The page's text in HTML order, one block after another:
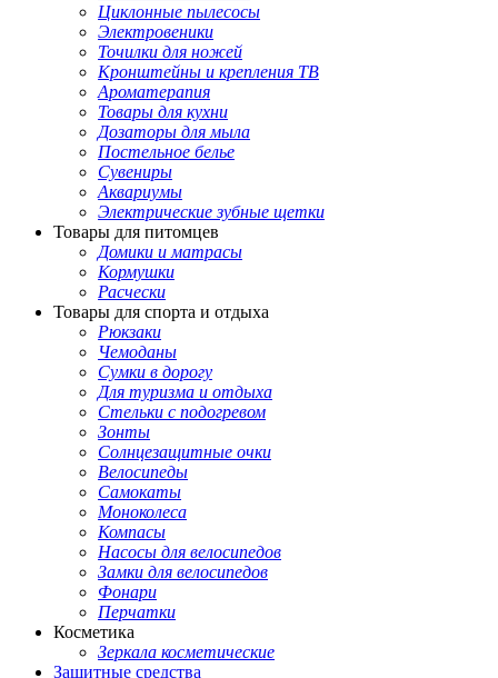
Циклонные пылесосы
Электровеники
Точилки для ножей
Кронштейны и крепления ТВ
Ароматерапия
Товары для кухни
Дозаторы для мыла
Постельное белье
Сувениры
Аквариумы
Электрические зубные щетки
Товары для питомцев
Домики и матрасы
Кормушки
Расчески
Товары для спорта и отдыха
Рюкзаки
Чемоданы
Сумки в дорогу
Для туризма и отдыха
Стельки с подогревом
Зонты
Солнцезащитные очки
Велосипеды
Самокаты
Моноколеса
Компасы
Насосы для велосипедов
Замки для велосипедов
Фонари
Перчатки
Косметика
Зеркала косметические
Защитные средства